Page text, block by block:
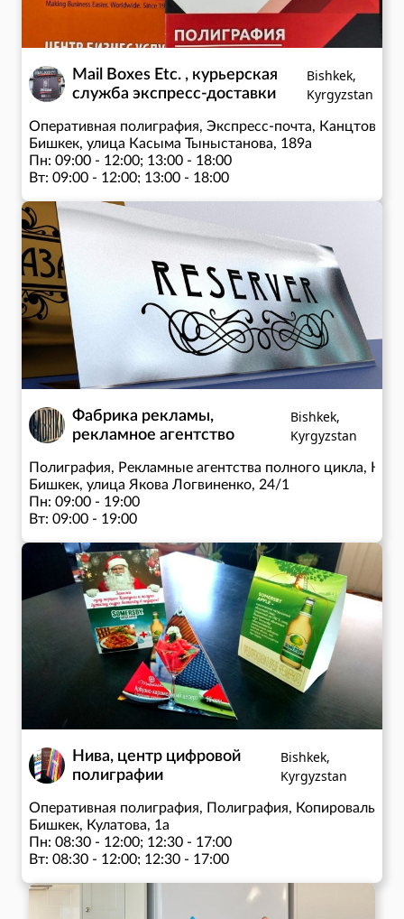
Mail Boxes Etc. , курьерская
служба экспресс-доставки
Bishkek,
Kyrgyzstan
Оперативная полиграфия, Экспресс-почта, Канцтовары
Бишкек, улица Касыма Тыныстанова, 189а
Пн: 09:00 - 12:00; 13:00 - 18:00
Вт: 09:00 - 12:00; 13:00 - 18:00
Чт: 09:00 - 12:00; 13:00 - 18:00
Пт: 09:00 - 12:00; 13:00 - 18:00
Фабрика рекламы,
рекламное агентство
Bishkek,
Kyrgyzstan
Полиграфия, Рекламные агентства полного цикла,
Бишкек, улица Якова Логвиненко, 24/1
Пн: 09:00 - 19:00
Вт: 09:00 - 19:00
Чт: 09:00 - 19:00
Пт: 09:00 - 19:00
Сб: 09:00 - 14:00
Нива, центр цифровой
полиграфии
Bishkek,
Kyrgyzstan
Оперативная полиграфия, Полиграфия, Копировальные
Бишкек, Кулатова, 1а
Пн: 08:30 - 12:00; 12:30 - 17:00
Вт: 08:30 - 12:00; 12:30 - 17:00
Чт: 08:30 - 12:00; 12:30 - 17:00
Пт: 08:30 - 12:00; 12:30 - 17:00